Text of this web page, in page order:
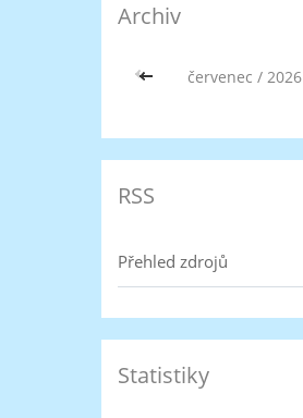
Archiv
<< červenec / 2026
RSS
Přehled zdrojů
Statistiky